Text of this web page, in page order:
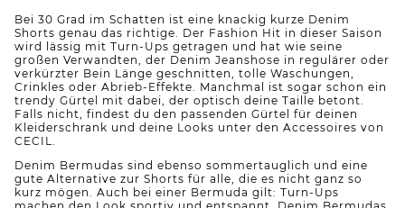
Bei 30 Grad im Schatten ist eine knackig kurze Denim
Shorts genau das richtige. Der Fashion Hit in dieser Saison
wird lässig mit Turn-Ups getragen und hat wie seine
großen Verwandten, der Denim Jeanshose in regulärer oder
verkürzter Bein Länge geschnitten, tolle Waschungen,
Crinkles oder Abrieb-Effekte. Manchmal ist sogar schon ein
trendy Gürtel mit dabei, der optisch deine Taille betont.
Falls nicht, findest du den passenden Gürtel für deinen
Kleiderschrank und deine Looks unter den Accessoires von
CECIL.
Denim Bermudas sind ebenso sommertauglich und eine
gute Alternative zur Shorts für alle, die es nicht ganz so
kurz mögen. Auch bei einer Bermuda gilt: Turn-Ups